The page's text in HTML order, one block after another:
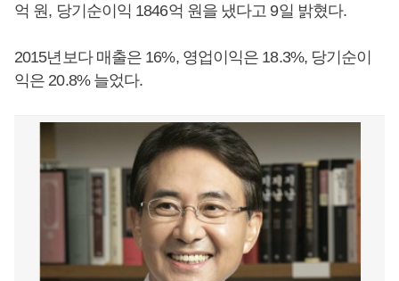
억 원, 당기순이익 1846억 원을 냈다고 9일 밝혔다.
2015년보다 매출은 16%, 영업이익은 18.3%, 당기순이
익은 20.8% 늘었다.